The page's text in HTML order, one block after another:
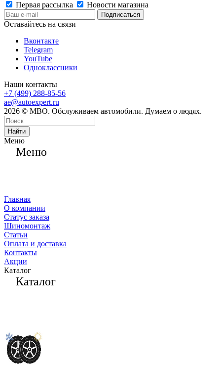
Первая рассылка
Новости магазина
Оставайтесь на связи
Вконтакте
Telegram
YouTube
Одноклассники
Наши контакты
+7 (499) 288-85-56
ae@autoexpert.ru
2026 © МВО. Обслуживаем автомобили. Думаем о людях.
Найти
Меню
Меню
Главная
О компании
Статус заказа
Шиномонтаж
Статьи
Оплата и доставка
Контакты
Акции
Каталог
Каталог